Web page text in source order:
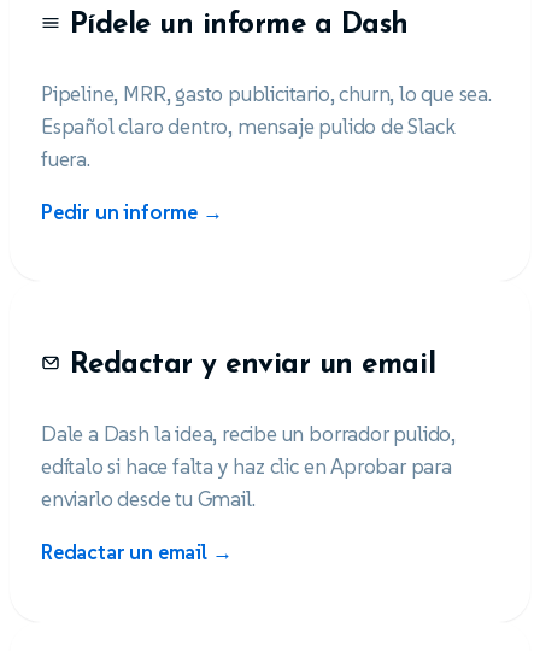
Pídele un informe a Dash
Pipeline, MRR, gasto publicitario, churn, lo que sea.
Español claro dentro, mensaje pulido de Slack
fuera.
Pedir un informe →
Redactar y enviar un email
Dale a Dash la idea, recibe un borrador pulido,
edítalo si hace falta y haz clic en Aprobar para
enviarlo desde tu Gmail.
Redactar un email →